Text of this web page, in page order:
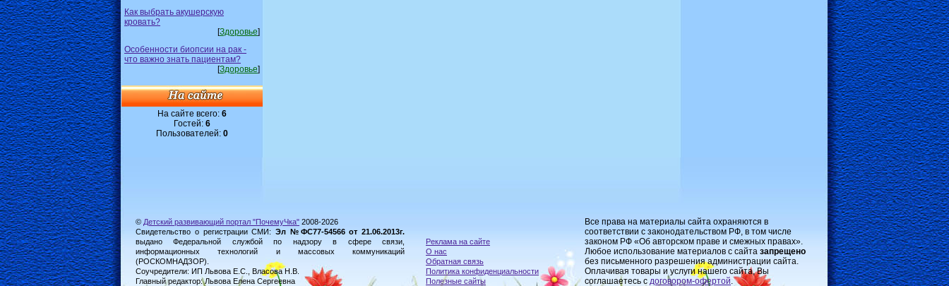
Как выбрать акушерскую
кровать?
[Здоровье]
Особенности биопсии на рак -
что важно знать пациентам?
[Здоровье]
На сайте всего: 6
Гостей: 6
Пользователей: 0
© Детский развивающий портал "ПочемуЧка" 2008-2026
Свидетельство о регистрации СМИ: Эл №ФС77-54566 от 21.06.2013г.
выдано Федеральной службой по надзору в сфере связи,
информационных технологий и массовых коммуникаций
(РОСКОМНАДЗОР).
Соучредители: ИП Львова Е.С., Власова Н.В.
Главный редактор: Львова Елена Сергеевна
Реклама на сайте
О нас
Обратная связь
Политика конфиденциальности
Полезные сайты
Все права на материалы сайта охраняются в
соответствии с законодательством РФ, в том числе
законом РФ «Об авторском праве и смежных правах».
Любое использование материалов с сайта запрещено
без письменного разрешения администрации сайта.
Оплачивая товары и услуги нашего сайта, Вы
соглашаетесь с договором-oфертой.